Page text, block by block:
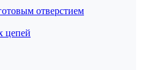
отверстием
цепей